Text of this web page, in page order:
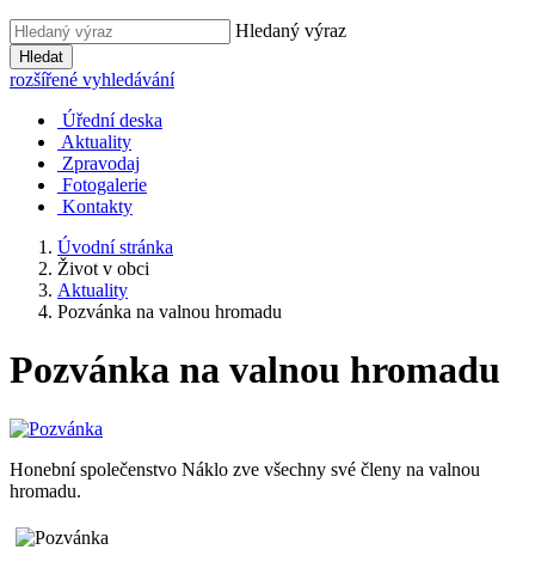
Hledaný výraz
Hledat
rozšířené vyhledávání
Úřední deska
Aktuality
Zpravodaj
Fotogalerie
Kontakty
Úvodní stránka
Život v obci
Aktuality
Pozvánka na valnou hromadu
Pozvánka na valnou hromadu
Honební společenstvo Náklo zve všechny své členy na valnou
hromadu.